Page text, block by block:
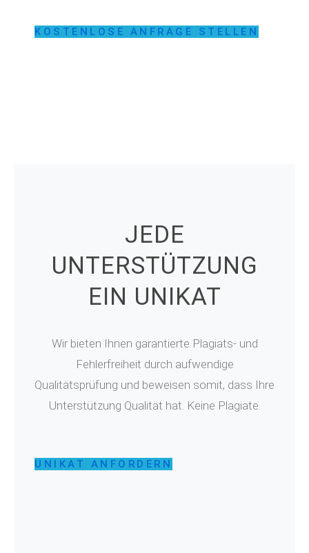
KOSTENLOSE ANFRAGE STELLEN
JEDE
UNTERSTÜTZUNG
EIN UNIKAT
Wir bieten Ihnen garantierte Plagiats- und
Fehlerfreiheit durch aufwendige
Qualitätsprüfung und beweisen somit, dass Ihre
Unterstützung Qualität hat. Keine Plagiate.
UNIKAT ANFORDERN